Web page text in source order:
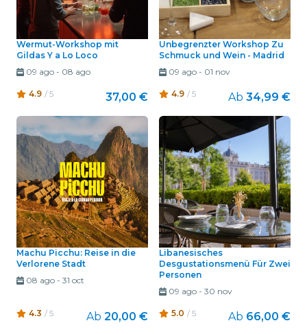
Wermut-Workshop mit
Gildas Y a Lo Loco
09 ago- 08 ago
4.9 / 5 37,00 €
Unbegrenzter Workshop Zu
Schmuck und Wein - Madrid
09 ago- 01 nov
4.9 / 5 Ab 34,99 €
Machu Picchu: Reise in die
Verlorene Stadt
08 ago- 31 oct
4.3 / 5 Ab 20,00 €
Libanesisches
Desgustationsmenü Für Zwei
Personen
09 ago- 30 nov
5.0 / 5 Ab 66,00 €